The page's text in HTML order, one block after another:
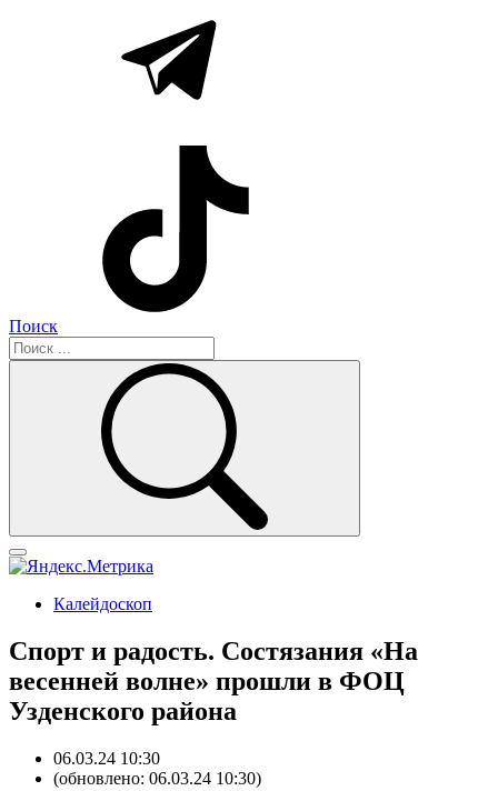
Поиск
Калейдоскоп
Спорт и радость. Состязания «На
весенней волне» прошли в ФОЦ
Узденского района
06.03.24 10:30
(обновлено: 06.03.24 10:30)